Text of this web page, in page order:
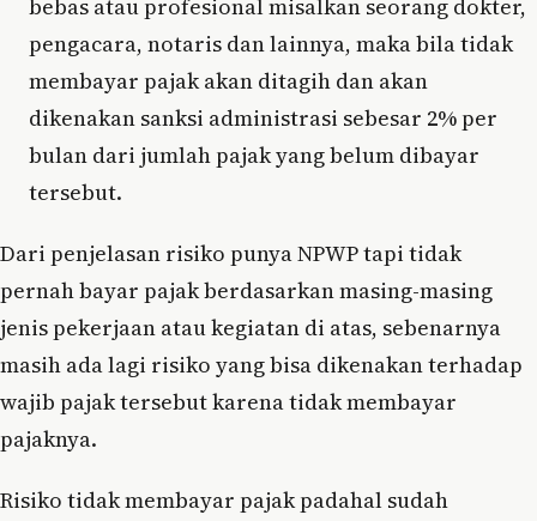
bebas atau profesional misalkan seorang dokter,
pengacara, notaris dan lainnya, maka bila tidak
membayar pajak akan ditagih dan akan
dikenakan sanksi administrasi sebesar 2% per
bulan dari jumlah pajak yang belum dibayar
tersebut.
Dari penjelasan risiko punya NPWP tapi tidak
pernah bayar pajak berdasarkan masing-masing
jenis pekerjaan atau kegiatan di atas, sebenarnya
masih ada lagi risiko yang bisa dikenakan terhadap
wajib pajak tersebut karena tidak membayar
pajaknya.
Risiko tidak membayar pajak padahal sudah